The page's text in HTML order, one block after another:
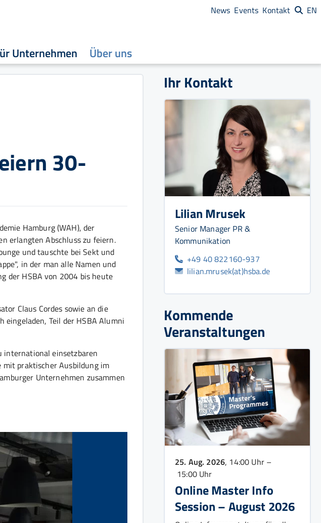
Unternehmen Über uns
News Events Kontakt EN
30-
Hamburg (WAH), der
erlangten Abschluss zu feiern.
und tauschte bei Sekt und
in der man alle Namen und
der HSBA von 2004 bis heute
Claus Cordes sowie an die
Teil der HSBA Alumni
international einsetzbaren
mit praktischer Ausbildung im
Unternehmen zusammen
Ihr Kontakt
Lilian Mrusek
Senior Manager PR &
Kommunikation
+49 40 822160-937
lilian.mrusek(at)hsba.de
Kommende
Veranstaltungen
25. Aug. 2026, 14:00 Uhr –
15:00 Uhr
Online Master Info
Session – August 2026